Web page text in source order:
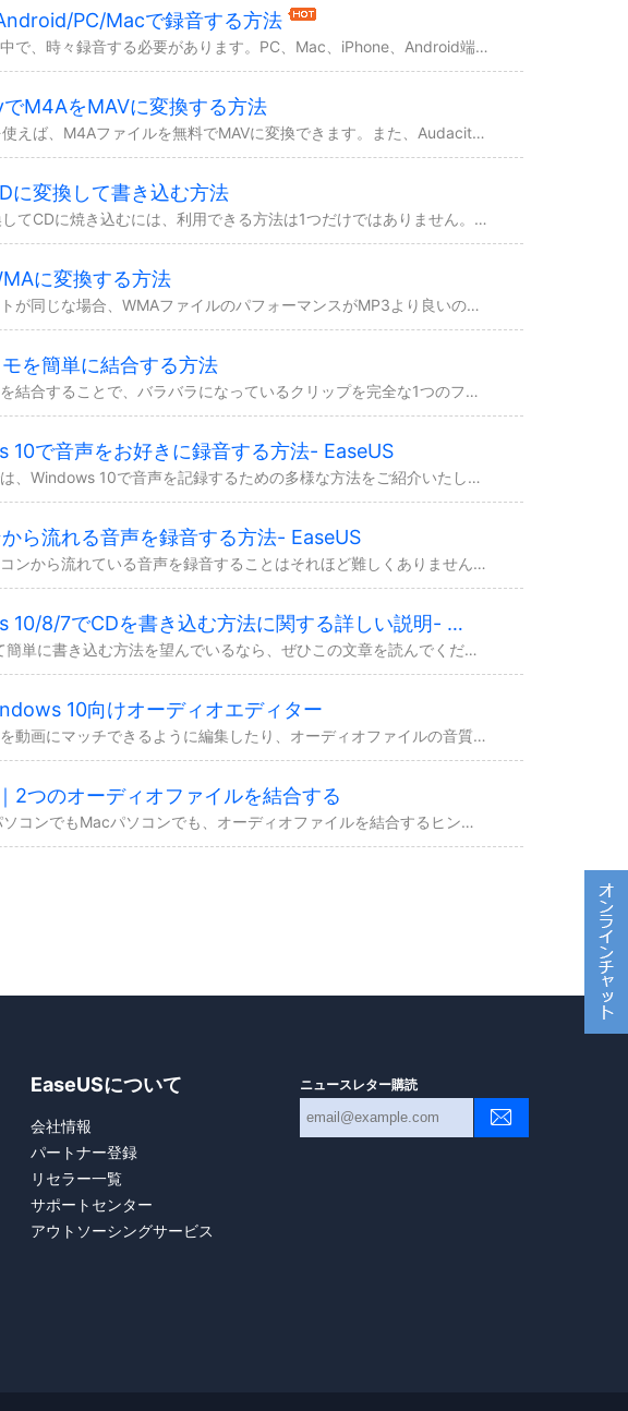
PC/Macで録音する方法
日常生活の中で、時々録音する必要があります。PC、Mac、iPhone、Android端末など、どのようなデバイスを使っている場合でも、本文では、録音する方法をみなさんに紹介します...
M4AをMAVに変換する方法
Audacityを使えば、M4Aファイルを無料でMAVに変換できます。また、Audacity以外、ファイルの形式変換を行える他のオプションもたくさんあります。本文で詳細な内容をチェ...
に変換して書き込む方法
MP3を変換してCDに焼き込むには、利用できる方法は1つだけではありません。Windows Media Player、専門のCD書き込みソフトを利用して、実現することができます。
に変換する方法
ビットレートが同じな場合、WMAファイルのパフォーマンスがMP3より良いので、ビットレートが低い場合、MP3ファイルのフォーマットをWMAに変換する必要があるかもしれません。本文で...
を簡単に結合する方法
ボイスメモを結合することで、バラバラになっているクリップを完全な1つのファイルにまとめることができます。それでは、ボイスメモを結合するには、どうしたらいいですか？本文では、その方法...
10で音声をお好きに録音する方法- EaseUS
この文章では、Windows 10で音声を記録するための多様な方法をご紹介いたします。1つの方法によってパソコンで音声の記録に失敗しても、他の方法を試して成功できます。
ら流れる音声を録音する方法- EaseUS
実際、パソコンから流れている音声を録音することはそれほど難しくありません。サードパーティオーディオレコーダーによれば、必要とされる音声を簡単に記録できます。
Windows 10/8/7でCDを書き込む方法に関する詳しい説明- EaseUS
CDを速くて簡単に書き込む方法を望んでいるなら、ぜひこの文章を読んでください。このガイドに従えば、Windows 10でプロのCDバーナー、iTunesまたはWindows Med...
10向けオーディオエディター
オーディオを動画にマッチできるように編集したり、オーディオファイルの音質を向上したりするなど、オーディオファイルを編集する必要がよくあります。本文では、Windows 10で動作可...
2つのオーディオファイルを結合する
WindowsパソコンでもMacパソコンでも、オーディオファイルを結合するヒントがあります。2つのオーディオファイルを結合したいと思っていますが、そのやり方はまだわからない場合は、...
EaseUSについて
会社情報
パートナー登録
リセラー一覧
サポートセンター
アウトソーシングサービス
ニュースレター購読